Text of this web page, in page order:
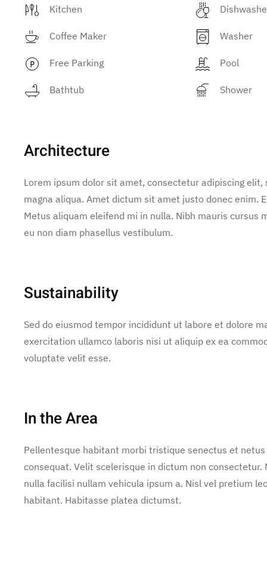
Kitchen
Coffee Maker Washer
Free Parking Pool
Bathtub Shower
Architecture
Lorem ipsum dolor sit amet, consectetur adipiscing
magna aliqua. Amet dictum sit amet justo donec enim.
Metus aliquam eleifend mi in nulla. Nibh mauris
eu non diam phasellus vestibulum.
Sustainability
Sed do eiusmod tempor incididunt ut labore et dolore
exercitation ullamco laboris nisi ut aliquip ex ea
voluptate velit esse.
In the Area
Pellentesque habitant morbi tristique senectus et
consequat. Velit scelerisque in dictum non
nulla facilisi nullam vehicula ipsum a. Nisl vel pretium
habitant. Habitasse platea dictumst.